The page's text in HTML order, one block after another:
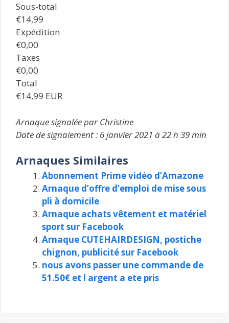
Sous-total
€14,99
Expédition
€0,00
Taxes
€0,00
Total
€14,99 EUR
Arnaque signalée par Christine
Date de signalement : 6 janvier 2021 à 22 h 39 min
Arnaques Similaires
Abonnement Prime vidéo d’Amazone
Arnaque d’offre d’emploi de mise sous
pli à domicile
Arnaque achats vêtement et matériel
sport sur Facebook
Arnaque CUTEHAIRDESIGN, postiche
chignon, publicité sur Facebook
nous avons passer une commande de
51.50€ et l argent a ete pris